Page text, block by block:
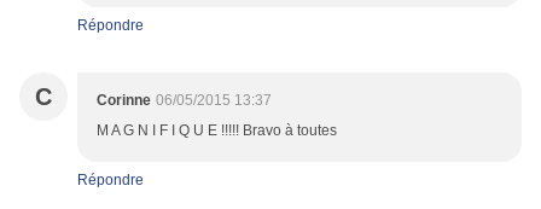
Répondre
C Corinne 06/05/2015 13:37
M A G N I F I Q U E !!!!! Bravo à toutes
Répondre